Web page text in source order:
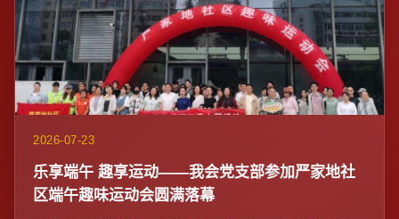
2026-07-23
乐享端午 趣享运动——我会党支部参加严家地社
区端午趣味运动会圆满落幕